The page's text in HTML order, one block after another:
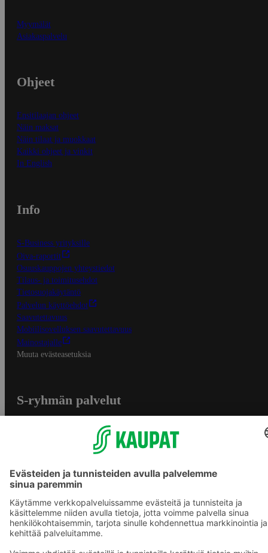
Myymälät
Asiakaspalvelu
Ohjeet
Ensitilaajan ohjeet
Näin maksat
Näin tilaat ja muokkaat
Kaikki ohjeet ja vinkit
In English
Info
S-Business yrityksille
Oiva-raportit
Osuuskauppojen yhteystiedot
Tilaus- ja toimitusehdot
Tietosuojakäytäntö
Palvelun käyttöehdot
Saavutettavuus
Mobiilisovelluksen saavutettavuus
Mainostajalle
Muuta evästeasetuksia
S-ryhmän palvelut
S-ostoslista -sovellus
Prisma.fi
Sokos.fi
S-Pankki
Yhteishyvä
Sokos Hotels